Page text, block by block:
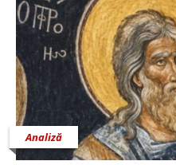
Analiză